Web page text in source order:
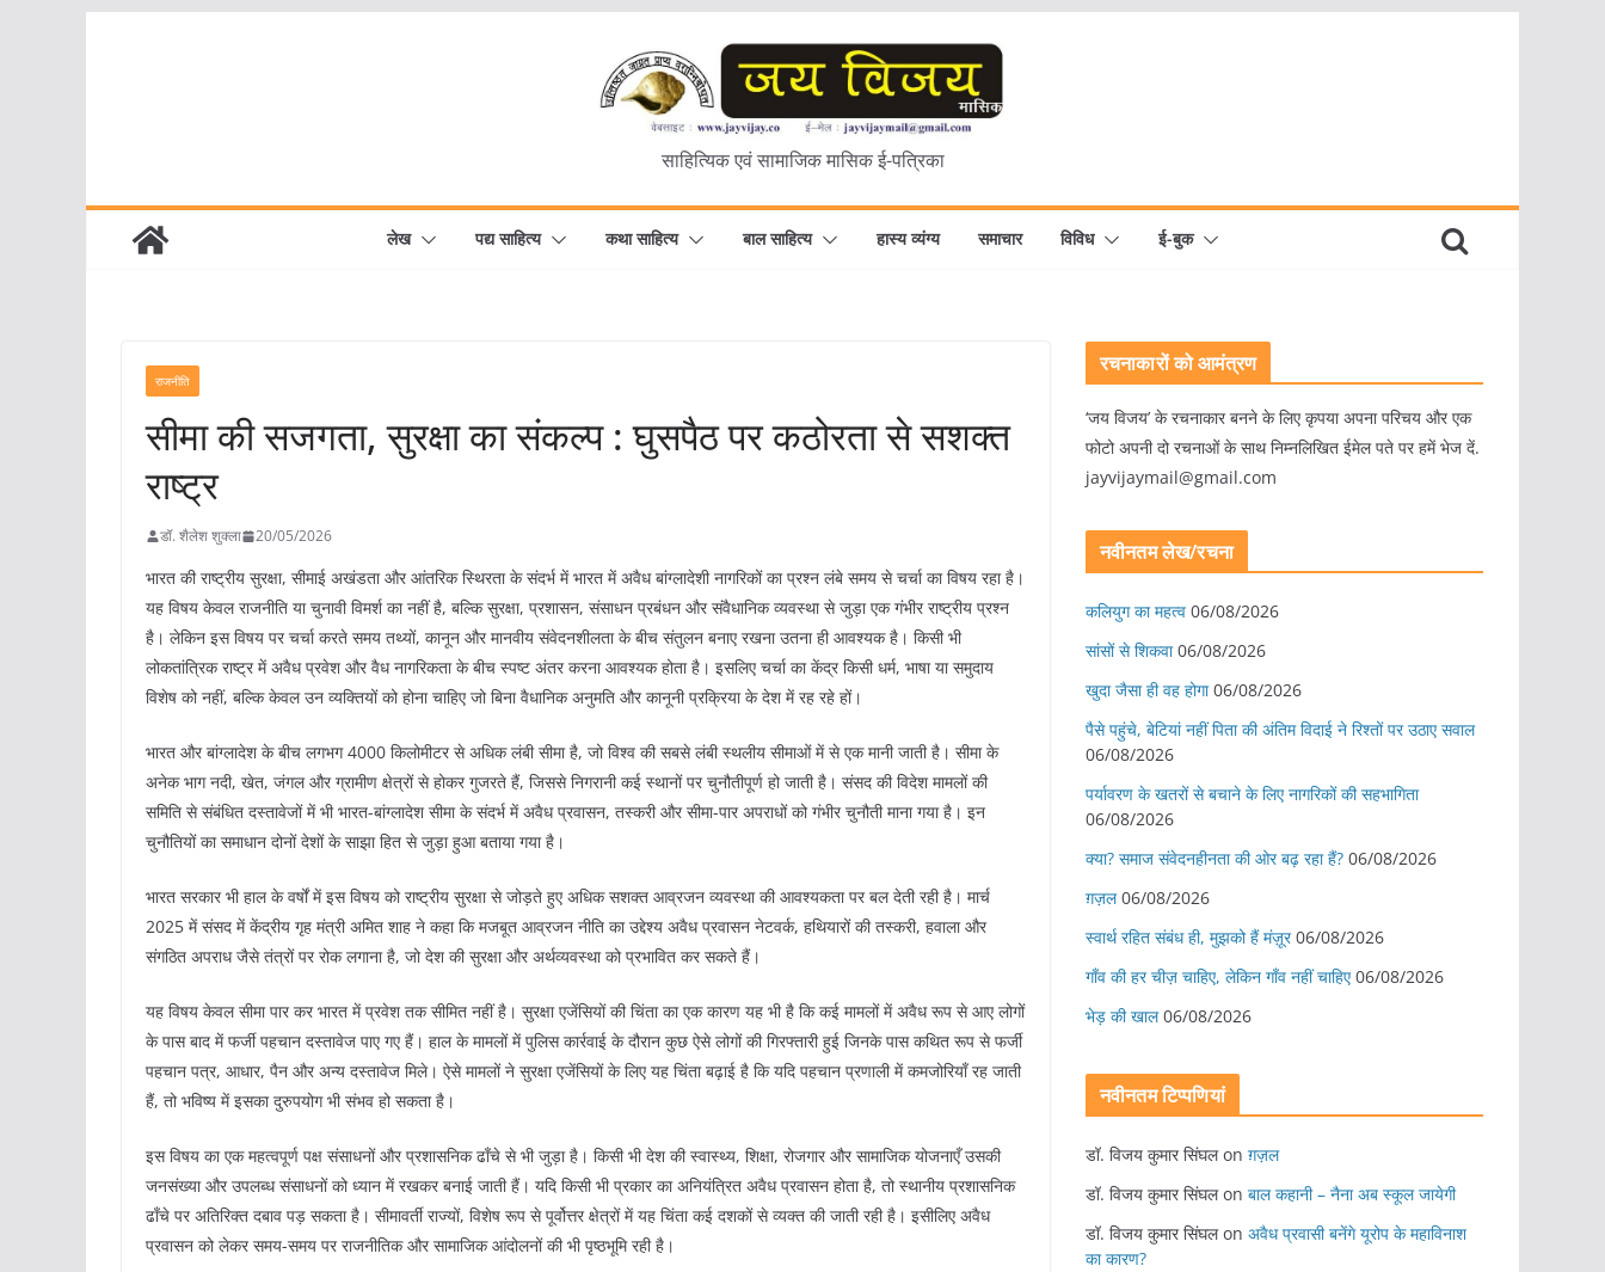
साहित्यिक एवं सामाजिक मासिक ई-पत्रिका
लेख पद्य साहित्य कथा साहित्य बाल साहित्य हास्य व्यंग्य समाचार विविध ई-बुक
राजनीति
सीमा की सजगता, सुरक्षा का संकल्प : घुसपैठ पर कठोरता से सशक्त
राष्ट्र
डॉ. शैलेश शुक्ला 20/05/2026
भारत की राष्ट्रीय सुरक्षा, सीमाई अखंडता और आंतरिक स्थिरता के संदर्भ में भारत में अवैध बांग्लादेशी नागरिकों का प्रश्न लंबे समय से चर्चा का विषय रहा है।
यह विषय केवल राजनीति या चुनावी विमर्श का नहीं है, बल्कि सुरक्षा, प्रशासन, संसाधन प्रबंधन और संवैधानिक व्यवस्था से जुड़ा एक गंभीर राष्ट्रीय प्रश्न
है। लेकिन इस विषय पर चर्चा करते समय तथ्यों, कानून और मानवीय संवेदनशीलता के बीच संतुलन बनाए रखना उतना ही आवश्यक है। किसी भी
लोकतांत्रिक राष्ट्र में अवैध प्रवेश और वैध नागरिकता के बीच स्पष्ट अंतर करना आवश्यक होता है। इसलिए चर्चा का केंद्र किसी धर्म, भाषा या समुदाय
विशेष को नहीं, बल्कि केवल उन व्यक्तियों को होना चाहिए जो बिना वैधानिक अनुमति और कानूनी प्रक्रिया के देश में रह रहे हों।
भारत और बांग्लादेश के बीच लगभग 4000 किलोमीटर से अधिक लंबी सीमा है, जो विश्व की सबसे लंबी स्थलीय सीमाओं में से एक मानी जाती है। सीमा के
अनेक भाग नदी, खेत, जंगल और ग्रामीण क्षेत्रों से होकर गुजरते हैं, जिससे निगरानी कई स्थानों पर चुनौतीपूर्ण हो जाती है। संसद की विदेश मामलों की
समिति से संबंधित दस्तावेजों में भी भारत-बांग्लादेश सीमा के संदर्भ में अवैध प्रवासन, तस्करी और सीमा-पार अपराधों को गंभीर चुनौती माना गया है। इन
चुनौतियों का समाधान दोनों देशों के साझा हित से जुड़ा हुआ बताया गया है।
भारत सरकार भी हाल के वर्षों में इस विषय को राष्ट्रीय सुरक्षा से जोड़ते हुए अधिक सशक्त आव्रजन व्यवस्था की आवश्यकता पर बल देती रही है। मार्च
2025 में संसद में केंद्रीय गृह मंत्री अमित शाह ने कहा कि मजबूत आव्रजन नीति का उद्देश्य अवैध प्रवासन नेटवर्क, हथियारों की तस्करी, हवाला और
संगठित अपराध जैसे तंत्रों पर रोक लगाना है, जो देश की सुरक्षा और अर्थव्यवस्था को प्रभावित कर सकते हैं।
यह विषय केवल सीमा पार कर भारत में प्रवेश तक सीमित नहीं है। सुरक्षा एजेंसियों की चिंता का एक कारण यह भी है कि कई मामलों में अवैध रूप से आए लोगों
के पास बाद में फर्जी पहचान दस्तावेज पाए गए हैं। हाल के मामलों में पुलिस कार्रवाई के दौरान कुछ ऐसे लोगों की गिरफ्तारी हुई जिनके पास कथित रूप से फर्जी
पहचान पत्र, आधार, पैन और अन्य दस्तावेज मिले। ऐसे मामलों ने सुरक्षा एजेंसियों के लिए यह चिंता बढ़ाई है कि यदि पहचान प्रणाली में कमजोरियाँ रह जाती
हैं, तो भविष्य में इसका दुरुपयोग भी संभव हो सकता है।
इस विषय का एक महत्वपूर्ण पक्ष संसाधनों और प्रशासनिक ढाँचे से भी जुड़ा है। किसी भी देश की स्वास्थ्य, शिक्षा, रोजगार और सामाजिक योजनाएँ उसकी
जनसंख्या और उपलब्ध संसाधनों को ध्यान में रखकर बनाई जाती हैं। यदि किसी भी प्रकार का अनियंत्रित अवैध प्रवासन होता है, तो स्थानीय प्रशासनिक
ढाँचे पर अतिरिक्त दबाव पड़ सकता है। सीमावर्ती राज्यों, विशेष रूप से पूर्वोत्तर क्षेत्रों में यह चिंता कई दशकों से व्यक्त की जाती रही है। इसीलिए अवैध
प्रवासन को लेकर समय-समय पर राजनीतिक और सामाजिक आंदोलनों की भी पृष्ठभूमि रही है।
रचनाकारों को आमंत्रण
‘जय विजय’ के रचनाकार बनने के लिए कृपया अपना परिचय और एक
फोटो अपनी दो रचनाओं के साथ निम्नलिखित ईमेल पते पर हमें भेज दें.
jayvijaymail@gmail.com
नवीनतम लेख/रचना
कलियुग का महत्व 06/08/2026
सांसों से शिकवा 06/08/2026
खुदा जैसा ही वह होगा 06/08/2026
पैसे पहुंचे, बेटियां नहीं पिता की अंतिम विदाई ने रिश्तों पर उठाए सवाल
06/08/2026
पर्यावरण के खतरों से बचाने के लिए नागरिकों की सहभागिता
06/08/2026
क्या? समाज संवेदनहीनता की ओर बढ़ रहा हैं? 06/08/2026
ग़ज़ल 06/08/2026
स्वार्थ रहित संबंध ही, मुझको हैं मंज़ूर 06/08/2026
गाँव की हर चीज़ चाहिए, लेकिन गाँव नहीं चाहिए 06/08/2026
भेड़ की खाल 06/08/2026
नवीनतम टिप्पणियां
डॉ. विजय कुमार सिंघलon ग़ज़ल
डॉ. विजय कुमार सिंघलon बाल कहानी – नैना अब स्कूल जायेगी
डॉ. विजय कुमार सिंघलon अवैध प्रवासी बनेंगे यूरोप के महाविनाश
का कारण?